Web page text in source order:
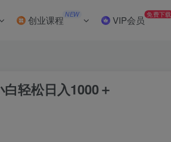
创业课程 NEW VIP会员 免费下载
轻松日入1000＋